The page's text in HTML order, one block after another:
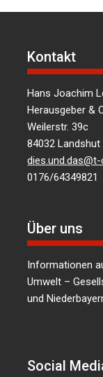
Kontakt
Hans Joachim
Herausgeber &
Weilerstr. 39c
84032 Landshut
dies.und.das@t-
0176/64349821
Über uns
Informationen
Umwelt –
und
Social